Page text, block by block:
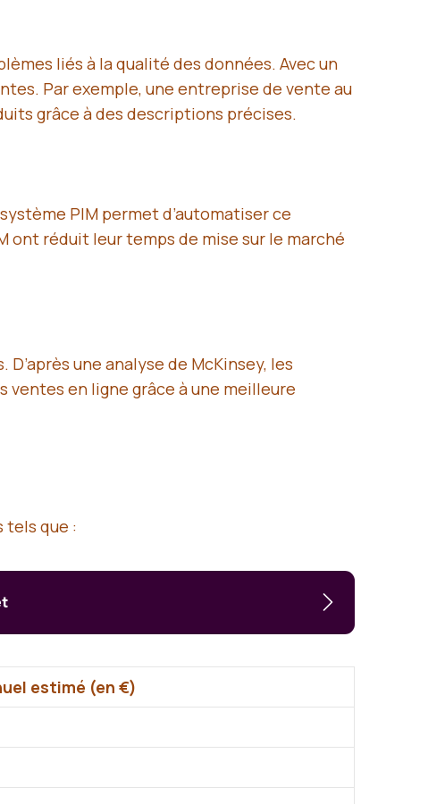
liés à la qualité des données. Avec un
Par exemple, une entreprise de vente au
grâce à des descriptions précises.
PIM permet d’automatiser ce
ont réduit leur temps de mise sur le marché
une analyse de McKinsey, les
en ligne grâce à une meilleure
tels que :
estimé (en €)